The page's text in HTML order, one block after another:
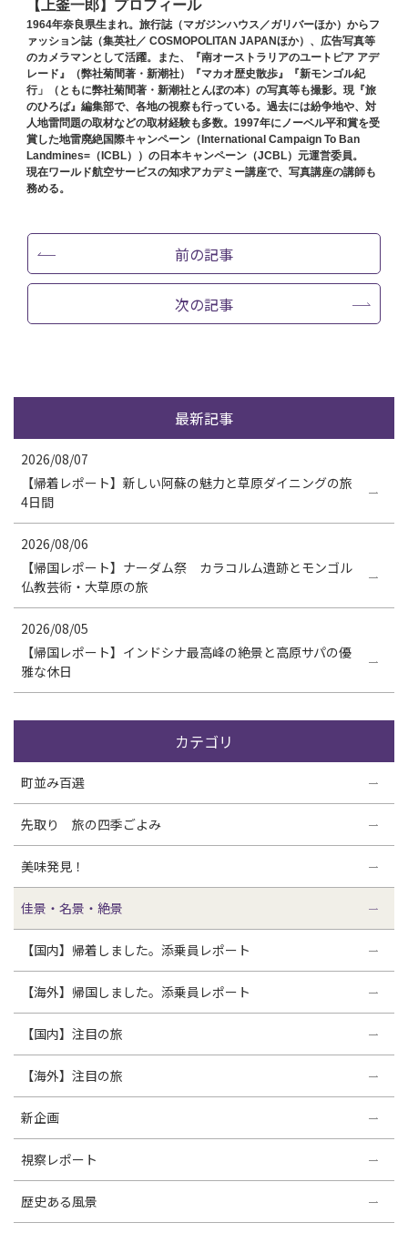
【上釜一郎】プロフィール
1964年奈良県生まれ。旅行誌（マガジンハウス／ガリバーほか）からフ
ァッション誌（集英社／ COSMOPOLITAN JAPANほか）、広告写真等
のカメラマンとして活躍。また、『南オーストラリアのユートピア アデ
レード』（弊社菊間著・新潮社）『マカオ歴史散歩』『新モンゴル紀
行」（ともに弊社菊間著・新潮社とんぼの本）の写真等も撮影。現『旅
のひろば』編集部で、各地の視察も行っている。過去には紛争地や、対
人地雷問題の取材などの取材経験も多数。1997年にノーベル平和賞を受
賞した地雷廃絶国際キャンペーン（International Campaign To Ban
Landmines=（ICBL））の日本キャンペーン（JCBL）元運営委員。
現在ワールド航空サービスの知求アカデミー講座で、写真講座の講師も
務める。
前の記事
次の記事
最新記事
2026/08/07
【帰着レポート】新しい阿蘇の魅力と草原ダイニングの旅
4日間
2026/08/06
【帰国レポート】ナーダム祭 カラコルム遺跡とモンゴル
仏教芸術・大草原の旅
2026/08/05
【帰国レポート】インドシナ最高峰の絶景と高原サパの優
雅な休日
カテゴリ
町並み百選
先取り 旅の四季ごよみ
美味発見！
佳景・名景・絶景
【国内】帰着しました。添乗員レポート
【海外】帰国しました。添乗員レポート
【国内】注目の旅
【海外】注目の旅
新企画
視察レポート
歴史ある風景